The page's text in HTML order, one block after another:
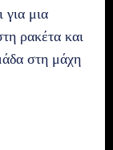
για μια
ρακέτα και
στη μάχη